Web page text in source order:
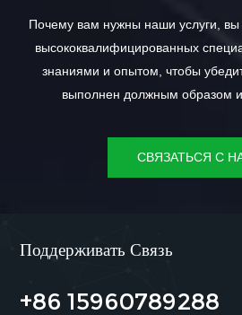
Почему вам нужны наши услуги, вы
высококвалифицированных
знаниями и опытом, чтобы
выполнен должным образом
СВЯЗАТЬСЯ С
Поддерживать Связь
+86 15960789288